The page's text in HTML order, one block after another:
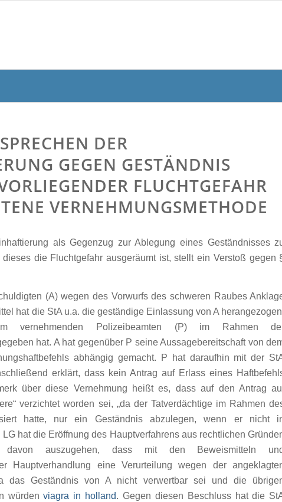
DER
GEGEN GESTÄNDNIS
FLUCHTGEFAHR
VERNEHMUNGSMETHODE
als Gegenzug zur Ablegung eines Geständnisses
die Fluchtgefahr ausgeräumt ist, stellt ein Verstoß gegen
(A) wegen des Vorwurfs des schweren Raubes
hat die StA u.a. die geständige Einlassung von A
vernehmenden Polizeibeamten (P) im Rahmen
hat. A hat gegenüber P seine Aussagebereitschaft von
abhängig gemacht. P hat daraufhin mit der
erklärt, dass kein Antrag auf Erlass eines
über diese Vernehmung heißt es, dass auf den Antrag
verzichtet worden sei, „da der Tatverdächtige im Rahmen
hatte, nur ein Geständnis abzulegen, wenn er nicht
hat die Eröffnung des Hauptverfahrens aus rechtlichen
auszugehen, dass mit den Beweismitteln
Hauptverhandlung eine Verurteilung wegen der
das Geständnis von A nicht verwertbar sei und die
würdenviagra in holland. Gegen diesen Beschluss hat die